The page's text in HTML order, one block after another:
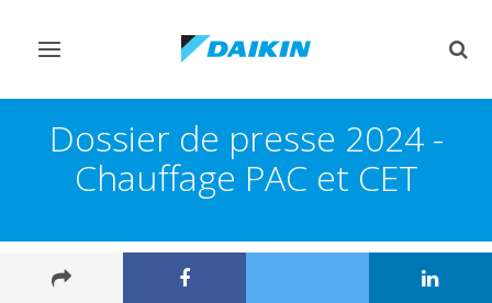
Afficher/masquer
Dossier de presse 2024 -
Chauffage PAC et CET